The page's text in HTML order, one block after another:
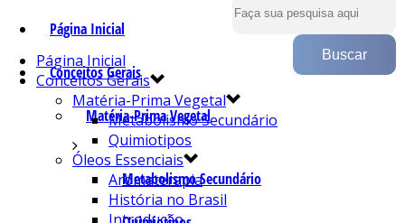
Página Inicial
Conceitos Gerais
Matéria-Prima Vegetal
Metabolismo Secundário
Página Inicial
Conceitos Gerais
Matéria-Prima Vegetal
Metabolismo Secundário
Quimiotipos
Óleos Essenciais
Aromaterapia
História no Brasil